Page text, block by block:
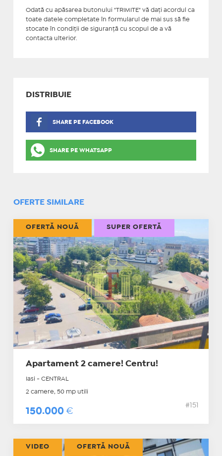
Odată cu apăsarea butonului "TRIMITE" vă daţi acordul ca
toate datele completate în formularul de mai sus să fie
stocate în condiţii de siguranţă cu scopul de a vă
contacta ulterior.
DISTRIBUIE
SHARE PE FACEBOOK
SHARE PE WHATSAPP
OFERTE SIMILARE
Apartament 2 camere! Centru!
Iasi - CENTRAL
2 camere, 50 mp utili
150.000 €
#151
OFERTĂ NOUĂ SUPER OFERTĂ
VIDEO OFERTĂ NOUĂ